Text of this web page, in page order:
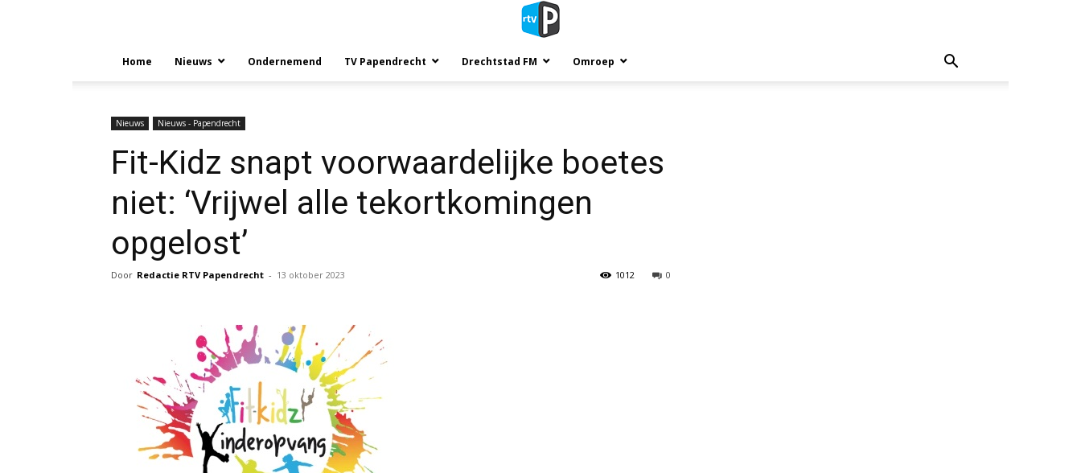
Home Nieuws Ondernemend TV Papendrecht Drechtstad FM Omroep
Nieuws Nieuws - Papendrecht
Fit-Kidz snapt voorwaardelijke boetes
niet: ‘Vrijwel alle tekortkomingen
opgelost’
Door Redactie RTV Papendrecht - 13 oktober 2023 0
1012